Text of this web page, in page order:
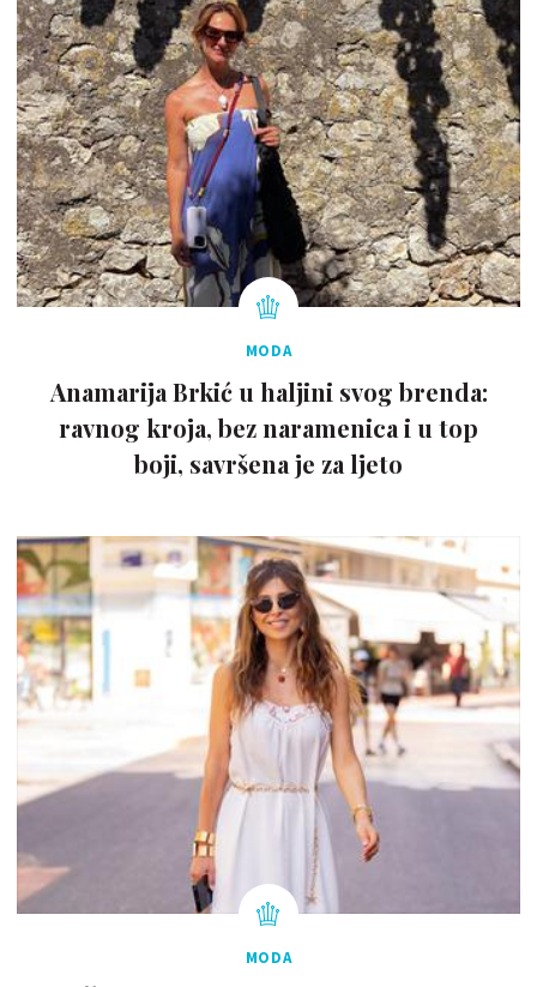
MODA
Anamarija Brkić u haljini svog brenda:
ravnog kroja, bez naramenica i u top
boji, savršena je za ljeto
MODA